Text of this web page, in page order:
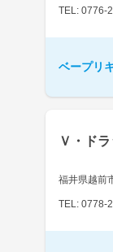
TEL: 0776-
ベープリ
Ｖ・ド
福井県越前
TEL: 0778-